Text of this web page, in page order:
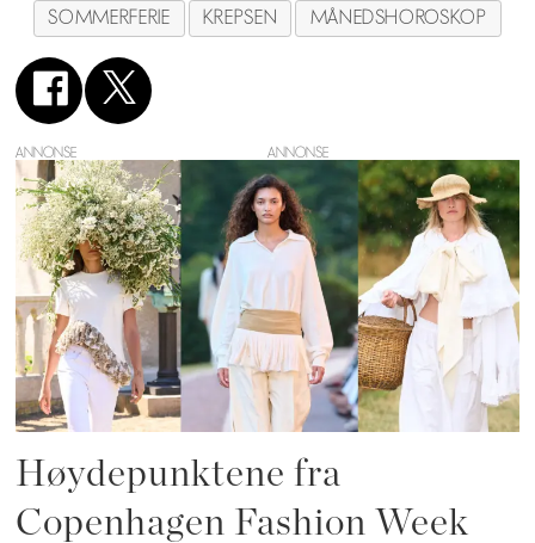
SOMMERFERIE KREPSEN MÅNEDSHOROSKOP
ANNONSE
Høydepunktene fra
Copenhagen Fashion Week